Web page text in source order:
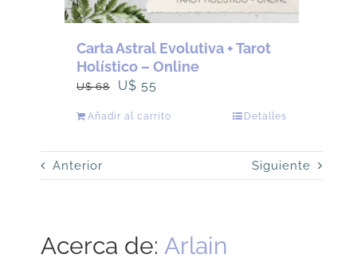
Carta Astral Evolutiva + Tarot
Holístico – Online
U$68
El
U$55
Añadir al carrito Detalles
Anterior Siguiente
Acerca de: Arlain